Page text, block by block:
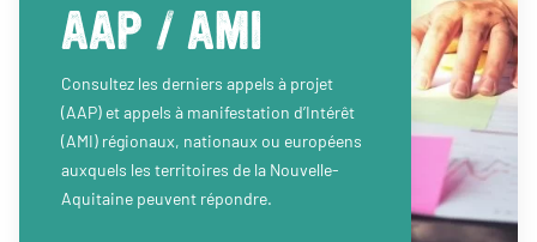
AAP / AMI
Consultez les derniers appels à projet
(AAP) et appels à manifestation d’Intérêt
(AMI) régionaux, nationaux ou européens
auxquels les territoires de la Nouvelle-
Aquitaine peuvent répondre.